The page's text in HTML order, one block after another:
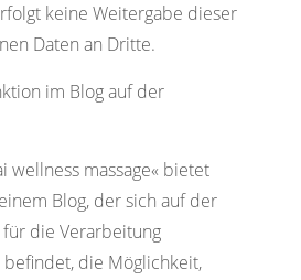
keine Weitergabe dieser
Daten an Dritte.
im Blog auf der
wellness massage« bietet
Blog, der sich auf der
die Verarbeitung
die Möglichkeit,